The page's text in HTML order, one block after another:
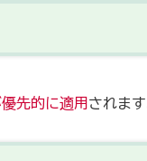
先的に適用 されます